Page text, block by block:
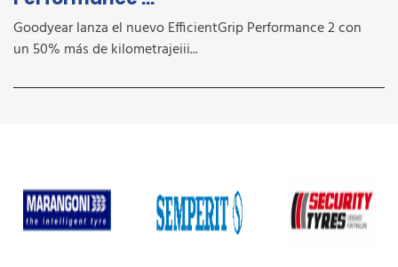
Goodyear lanza el nuevo EfficientGrip Performance 2 con
un 50% más de kilometrajeiii...